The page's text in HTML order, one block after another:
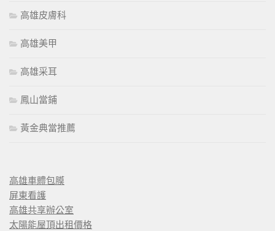
高雄皮膚科
高雄美甲
高雄采耳
鳳山當鋪
黃金典當推薦
高雄車體包膜
屏東看護
高雄共享辦公室
太陽能屋頂出租價格